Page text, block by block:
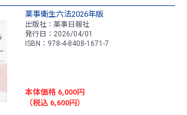
薬事衛生六法2026年版
出版社：薬事日報社
発行日：2026/04/01
ISBN：978-4-8408-1671-7
本体価格 6,000円
（税込 6,600円）